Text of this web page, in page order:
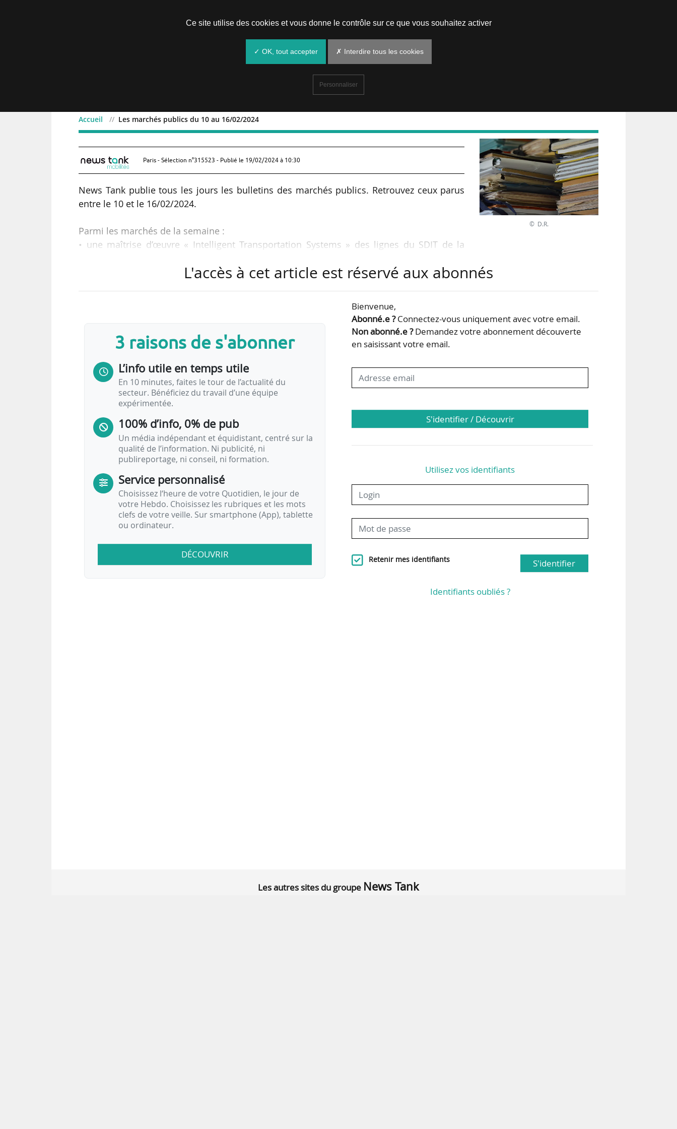
Accueil Les marchés publics du 10 au 16/02/2024
Les marchés publics du 10 au 16/02/2024
Paris - Sélection n°315523 - Publié le 19/02/2024 à 10:30
News Tank publie tous les jours les bulletins des marchés publics. Retrouvez ceux parus
entre le 10 et le 16/02/2024.
Parmi les marchés de la semaine :
• une maîtrise d’œuvre « Intelligent Transportation Systems » des lignes du SDIT de la
• les travaux de création de la ligne de BHNS entre Lyon Part-Dieu et Sept Chemins
de transport de la Métropole Nice Côte d’Azur (Alpes-Maritimes) ;
• un marché de services de lignes à la carte sur le territoire de la Métropole NCA et de
transport à la demande PMR (service Mobil’Azur) ;
transports publics de Dijon Métropole (Côte-d’Or) …
© D.R.
L'accès à cet article est réservé aux abonnés
3 raisons de s'abonner
L’info utile en temps utile
En 10 minutes, faites le tour de l’actualité du
secteur. Bénéficiez du travail d’une équipe
expérimentée.
100% d’info, 0% de pub
Un média indépendant et équidistant, centré sur la
qualité de l’information. Ni publicité, ni
publireportage, ni conseil, ni formation.
Service personnalisé
Choisissez l‘heure de votre Quotidien, le jour de
votre Hebdo. Choisissez les rubriques et les mots
clefs de votre veille. Sur smartphone (App), tablette
ou ordinateur.
DÉCOUVRIR
Bienvenue,
Abonné.e ?Connectez-vous uniquement avec votre email.
Non abonné.e ?Demandez votre abonnement découverte
en saisissant votre email.
S'identifier / Découvrir
Utilisez vos identifiants
Retenir mes identifiants S'identifier
Identifiants oubliés ?
Les autres sites du groupe News Tank
Ce site utilise des cookies et vous donne le contrôle sur ce que vous souhaitez activer
✓ OK, tout accepter ✗ Interdire tous les cookies
Personnaliser